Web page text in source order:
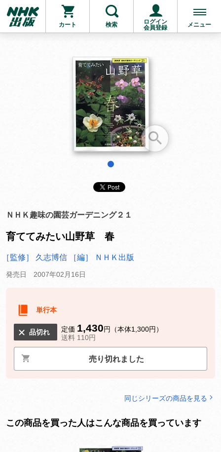
カート 検索
ログイン
会員登録
メニュー
お支払いに進む
他にも商品を買う
ＮＨＫ趣味の園芸ガーデニング２１
育ててみたい山野草 春
［監修］ 久志博信 ［編］ ＮＨＫ出版
発売日 2007年02月16日
単行本
品切れ 定価 1,430円（本体1,300円）
送料 110円
売り切れました
同じシリーズの商品を見る
この商品を買った人はこんな商品を買っています